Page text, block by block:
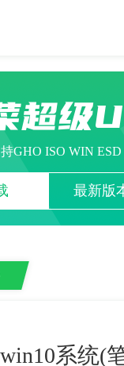
超级
GHO ISO WIN
最新版
系统(